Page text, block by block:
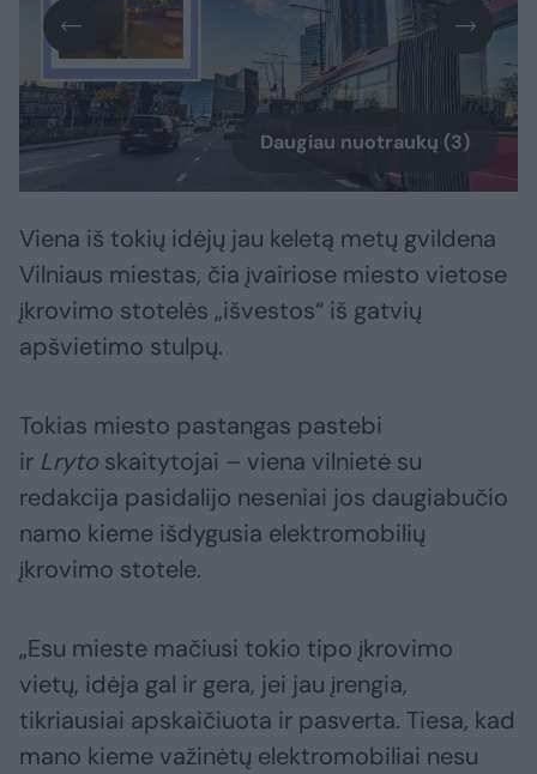
Daugiau nuotraukų (3)
Viena iš tokių idėjų jau keletą metų gvildena
Vilniaus miestas, čia įvairiose miesto vietose
įkrovimo stotelės „išvestos“ iš gatvių
apšvietimo stulpų.
Tokias miesto pastangas pastebi
ir Lryto skaitytojai – viena vilnietė su
redakcija pasidalijo neseniai jos daugiabučio
namo kieme išdygusia elektromobilių
įkrovimo stotele.
„Esu mieste mačiusi tokio tipo įkrovimo
vietų, idėja gal ir gera, jei jau įrengia,
tikriausiai apskaičiuota ir pasverta. Tiesa, kad
mano kieme važinėtų elektromobiliai nesu